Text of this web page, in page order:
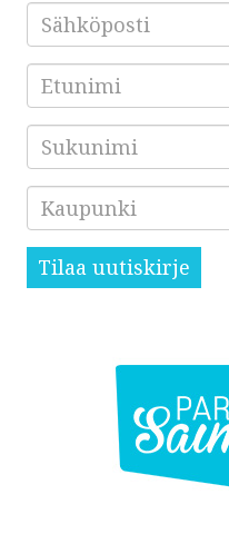
Sähköposti
Etunimi
Sukunimi
Kaupunki
Tilaa uutiskirje